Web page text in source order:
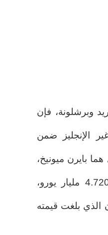
وبرشلونة، فإن
الإنجليز ضمن
هما بايرن ميونيخ،
الذي تقدر قيمته بـ4.720 مليار يورو،
بلغت قيمته